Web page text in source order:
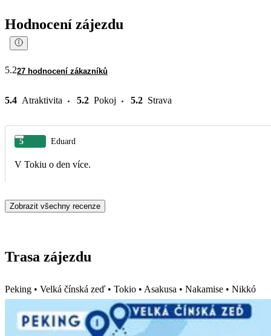
Hodnocení zájezdu
5.227 hodnocení zákazníků
5.4 Atraktivita 5.2 Pokoj 5.2 Strava
5 Eduard
V Tokiu o den více.
Zobrazit všechny recenze
Trasa zájezdu
Peking • Velká čínská zeď • Tokio • Asakusa • Nakamise • Nikkó